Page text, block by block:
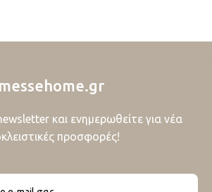
και ενημερωθείτε για νέα
προσφορές!